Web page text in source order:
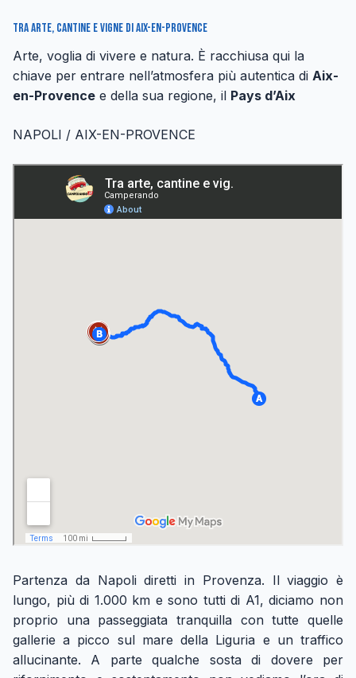
Tra arte, cantine e vigne di Aix-en-Provence
Arte, voglia di vivere e natura. È racchiusa qui la
chiave per entrare nell’atmosfera più autentica di Aix-
en-Provence e della sua regione, il Pays d’Aix
NAPOLI / AIX-EN-PROVENCE
Partenza da Napoli diretti in Provenza. Il viaggio è
lungo, più di 1.000 km e sono tutti di A1, diciamo non
proprio una passeggiata tranquilla con tutte quelle
gallerie a picco sul mare della Liguria e un traffico
allucinante. A parte qualche sosta di dovere per